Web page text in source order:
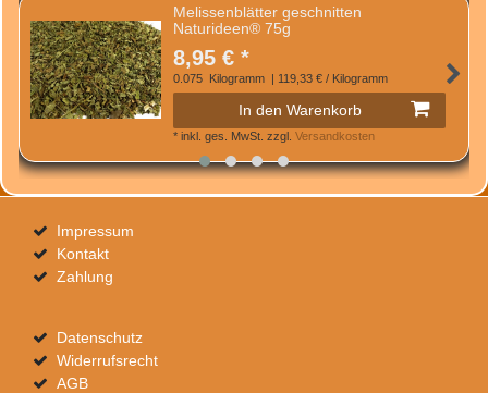
Melissenblätter geschnitten
Naturideen® 75g
8,95 € *
0.075 Kilogramm | 119,33 € / Kilogramm
In den Warenkorb
* inkl. ges. MwSt. zzgl. Versandkosten
Impressum
Kontakt
Zahlung
Datenschutz
Widerrufsrecht
AGB